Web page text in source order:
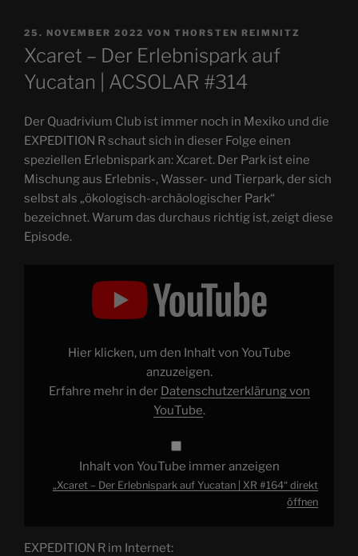
VERÖFFENTLICHT
AM
25. NOVEMBER 2022 VON THORSTEN REIMNITZ
Xcaret – Der Erlebnispark auf
Yucatan | ACSOLAR #314
Der Quadrivium Club ist immer noch in Mexiko und die
EXPEDITION R schaut sich in dieser Folge einen
speziellen Erlebnispark an: Xcaret. Der Park ist eine
Mischung aus Erlebnis-, Wasser- und Tierpark, der sich
selbst als „ökologisch-archäologischer Park“
bezeichnet. Warum das durchaus richtig ist, zeigt diese
Episode.
Erlebnispark
anzeigen
Hier klicken, um den Inhalt von YouTube
anzuzeigen.
Erfahre mehr in der Datenschutzerklärung von
YouTube.
Inhalt von YouTube immer anzeigen
„Xcaret – Der Erlebnispark auf Yucatan | XR #164“ direkt
öffnen
EXPEDITION R im Internet: